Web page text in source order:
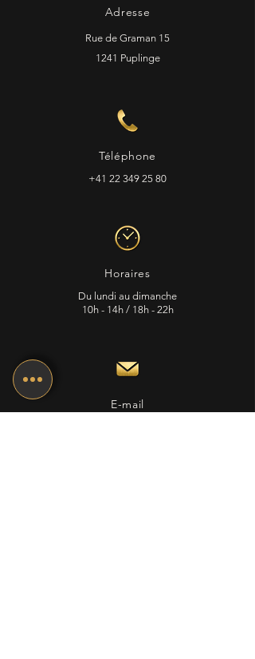
Adresse
Rue de Graman 15
1241 Puplinge
Téléphone
+41 22 349 25 80
Horaires
Du lundi au dimanche
10h - 14h / 18h - 22h
E-mail